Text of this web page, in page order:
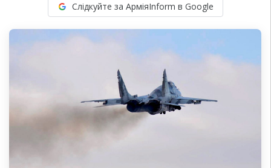
Слідкуйте за АрміяInform в Google